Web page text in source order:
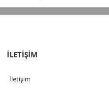
İLETİŞİM
İletişim